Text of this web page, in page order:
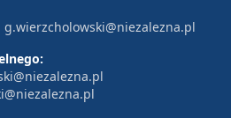
g.wierzcholowski@niezalezna.pl